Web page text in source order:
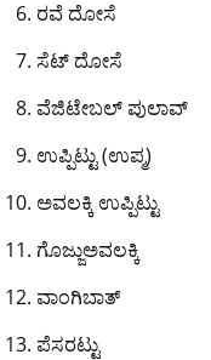
ರವೆ ದೋಸೆ
ಸೆಟ್ ದೋಸೆ
ವೆಜಿಟೇಬಲ್ ಪುಲಾವ್
ಉಪ್ಪಿಟ್ಟು (ಉಪ್ಮ)
ಅವಲಕ್ಕಿ ಉಪ್ಪಿಟ್ಟು
ಗೊಜ್ಜುಅವಲಕ್ಕಿ
ವಾಂಗಿಬಾತ್
ಪೆಸರಟ್ಟು